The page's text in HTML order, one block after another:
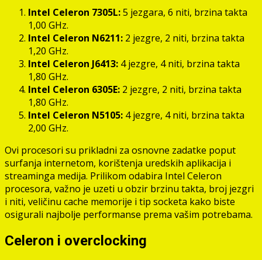
Intel Celeron 7305L:5 jezgara, 6 niti, brzina takta
1,00 GHz.
Intel Celeron N6211: 2 jezgre, 2 niti, brzina takta
1,20 GHz.
Intel Celeron J6413: 4 jezgre, 4 niti, brzina takta
1,80 GHz.
Intel Celeron 6305E: 2 jezgre, 2 niti, brzina takta
1,80 GHz.
Intel Celeron N5105: 4 jezgre, 4 niti, brzina takta
2,00 GHz.
Ovi procesori su prikladni za osnovne zadatke poput
surfanja internetom, korištenja uredskih aplikacija i
streaminga medija. Prilikom odabira Intel Celeron
procesora, važno je uzeti u obzir brzinu takta, broj jezgri
i niti, veličinu cache memorije i tip socketa kako biste
osigurali najbolje performanse prema vašim potrebama.
Celeron i overclocking